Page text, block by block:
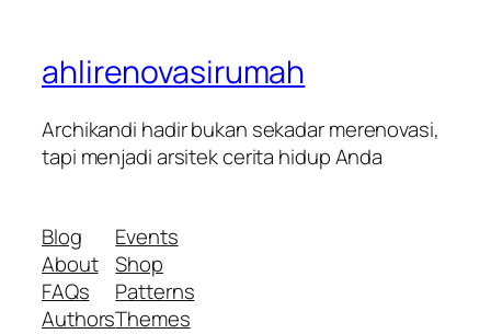
ahlirenovasirumah
Archikandi hadir bukan sekadar merenovasi,
tapi menjadi arsitek cerita hidup Anda
Blog
About
FAQs
Authors
Events
Shop
Patterns
Themes